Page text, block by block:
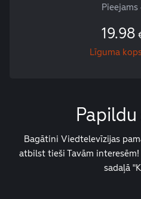
19.98
Līguma
Bagātini Viedtelevīzijas
atbilst tieši Tavām
sadaļā